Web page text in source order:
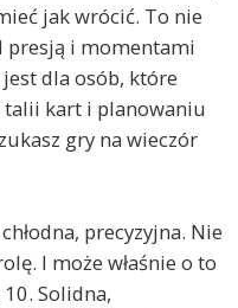
jak wrócić. To nie
presją i momentami
dla osób, które
kart i planowaniu
gry na wieczór
precyzyjna. Nie
I może właśnie o to
Solidna,